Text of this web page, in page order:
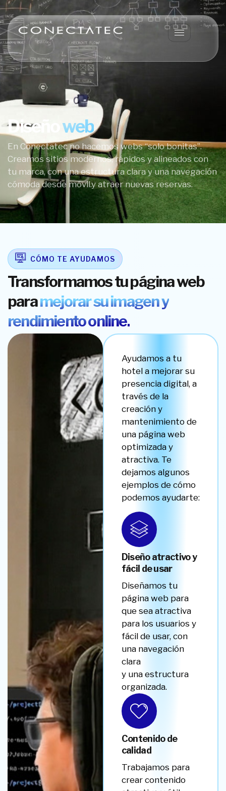
Diseño web
En Conectatec no hacemos webs “solo bonitas”.
Creamos sitios modernos, rápidos y alineados con
tu marca, con una estructura clara y una navegación
cómoda desde móvil.y atraer nuevas reservas.
CÓMO TE AYUDAMOS
Transformamos tu página web
paramejorar su imagen y
rendimiento online.
Ayudamos a tu
hotel a mejorar su
presencia digital, a
través de la
creación y
mantenimiento de
una página web
optimizada y
atractiva. Te
dejamos algunos
ejemplos de cómo
podemos ayudarte:
Diseño atractivo y
fácil de usar
Diseñamos tu
página web para
que sea atractiva
para los usuarios y
fácil de usar, con
una navegación
clara
y una estructura
organizada.
Contenido de
calidad
Trabajamos para
crear contenido